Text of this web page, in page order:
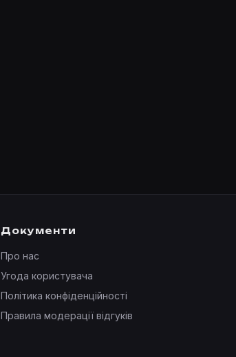
Документи
Про нас
Угода користувача
Політика конфіденційності
Правила модерації відгуків